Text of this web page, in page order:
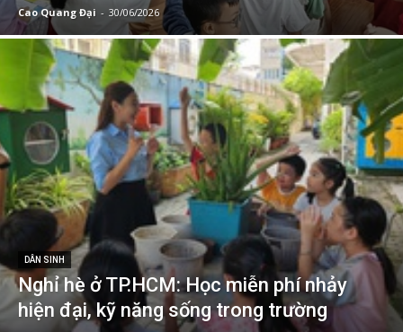
Cao Quang Đại - 30/06/2026
DÂN SINH
Nghỉ hè ở TP.HCM: Học miễn phí nhảy
hiện đại, kỹ năng sống trong trường